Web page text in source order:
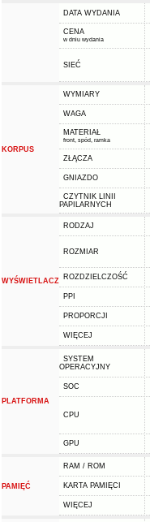
DATA WYDANIA
CENA
w dniu wydania
SIEĆ
KORPUS
WYMIARY
WAGA
MATERIAŁ
front, spód, ramka
ZŁĄCZA
GNIAZDO
CZYTNIK LINII
PAPILARNYCH
WYŚWIETLACZ
RODZAJ
ROZMIAR
ROZDZIELCZOŚĆ
PPI
PROPORCJI
WIĘCEJ
PLATFORMA
SYSTEM
OPERACYJNY
SOC
CPU
GPU
PAMIĘĆ
RAM / ROM
KARTA PAMIĘCI
WIĘCEJ